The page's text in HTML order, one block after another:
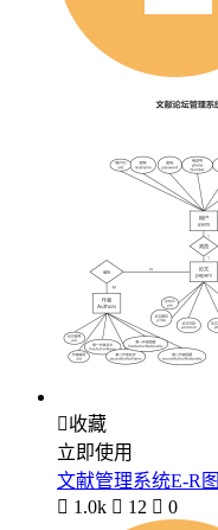
收藏
立即使用
文献管理系统E-R图
 1.0k  12  0